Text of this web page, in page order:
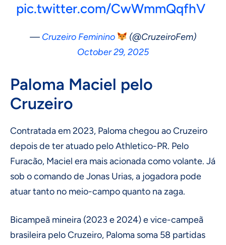
pic.twitter.com/CwWmmQqfhV
— Cruzeiro Feminino
(@CruzeiroFem)
October 29, 2025
Paloma Maciel pelo
Cruzeiro
Contratada em 2023, Paloma chegou ao Cruzeiro
depois de ter atuado pelo Athletico-PR. Pelo
Furacão, Maciel era mais acionada como volante. Já
sob o comando de Jonas Urias, a jogadora pode
atuar tanto no meio-campo quanto na zaga.
Bicampeã mineira (2023 e 2024) e vice-campeã
brasileira pelo Cruzeiro, Paloma soma 58 partidas